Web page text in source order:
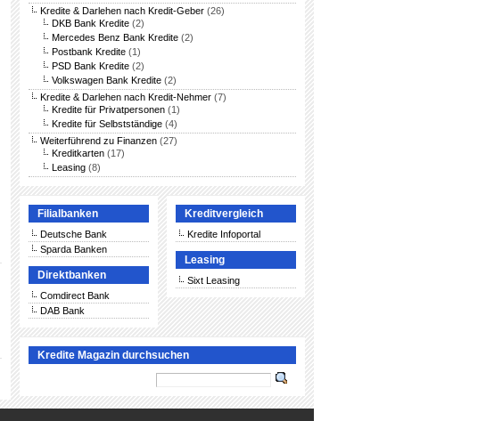
Kredite & Darlehen nach Kredit-Geber (26)
DKB Bank Kredite (2)
Mercedes Benz Bank Kredite (2)
Postbank Kredite (1)
PSD Bank Kredite (2)
Volkswagen Bank Kredite (2)
Kredite & Darlehen nach Kredit-Nehmer (7)
Kredite für Privatpersonen (1)
Kredite für Selbstständige (4)
Weiterführend zu Finanzen (27)
Kreditkarten (17)
Leasing (8)
Filialbanken
Deutsche Bank
Sparda Banken
Direktbanken
Comdirect Bank
DAB Bank
Kreditvergleich
Kredite Infoportal
Leasing
Sixt Leasing
Kredite Magazin durchsuchen